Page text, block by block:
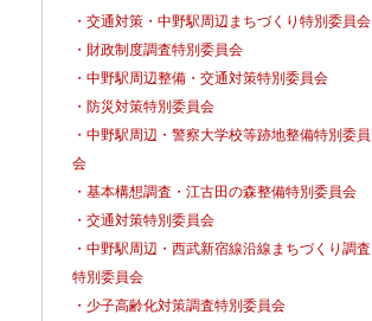
・交通対策・中野駅周辺まちづくり特別委員会
・財政制度調査特別委員会
・中野駅周辺整備・交通対策特別委員会
・防災対策特別委員会
・中野駅周辺・警察大学校等跡地整備特別委員
会
・基本構想調査・江古田の森整備特別委員会
・交通対策特別委員会
・中野駅周辺・西武新宿線沿線まちづくり調査
特別委員会
・少子高齢化対策調査特別委員会